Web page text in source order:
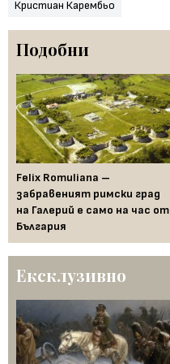
Кристиан Карембьо
Подобни
Felix Romuliana –
забравеният римски град
на Галерий е само на час от
България
Ексклузивно